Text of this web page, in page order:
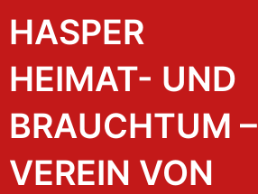
HASPER
HEIMAT- UND
BRAUCHTUM –
VEREIN VON